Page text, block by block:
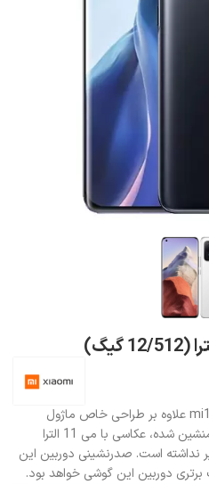
گوشی شیائومی می 11 الترا mi11 ultra علاوه بر طراحی خاص ماژول
دوربین که با یک نمایشگر ثانویه همنشین شده، عکاسی با می 11 الترا
نداشته است. صدرنشینی دوربین این